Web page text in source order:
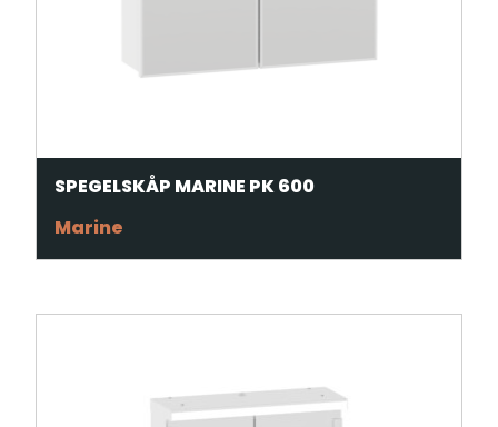
SPEGELSKÅP MARINE PK 600
Marine